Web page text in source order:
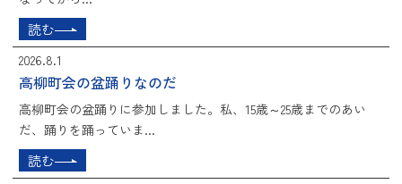
読む
2026.8.1
高柳町会の盆踊りなのだ
高柳町会の盆踊りに参加しました。私、15歳～25歳までのあい
だ、踊りを踊っていま...
読む